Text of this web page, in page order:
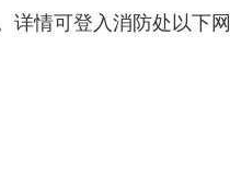
详情可登入消防处以下网